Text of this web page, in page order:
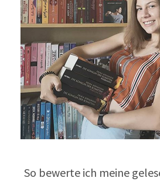
So bewerte ich meine